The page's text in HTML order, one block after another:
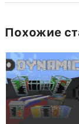
Похожие